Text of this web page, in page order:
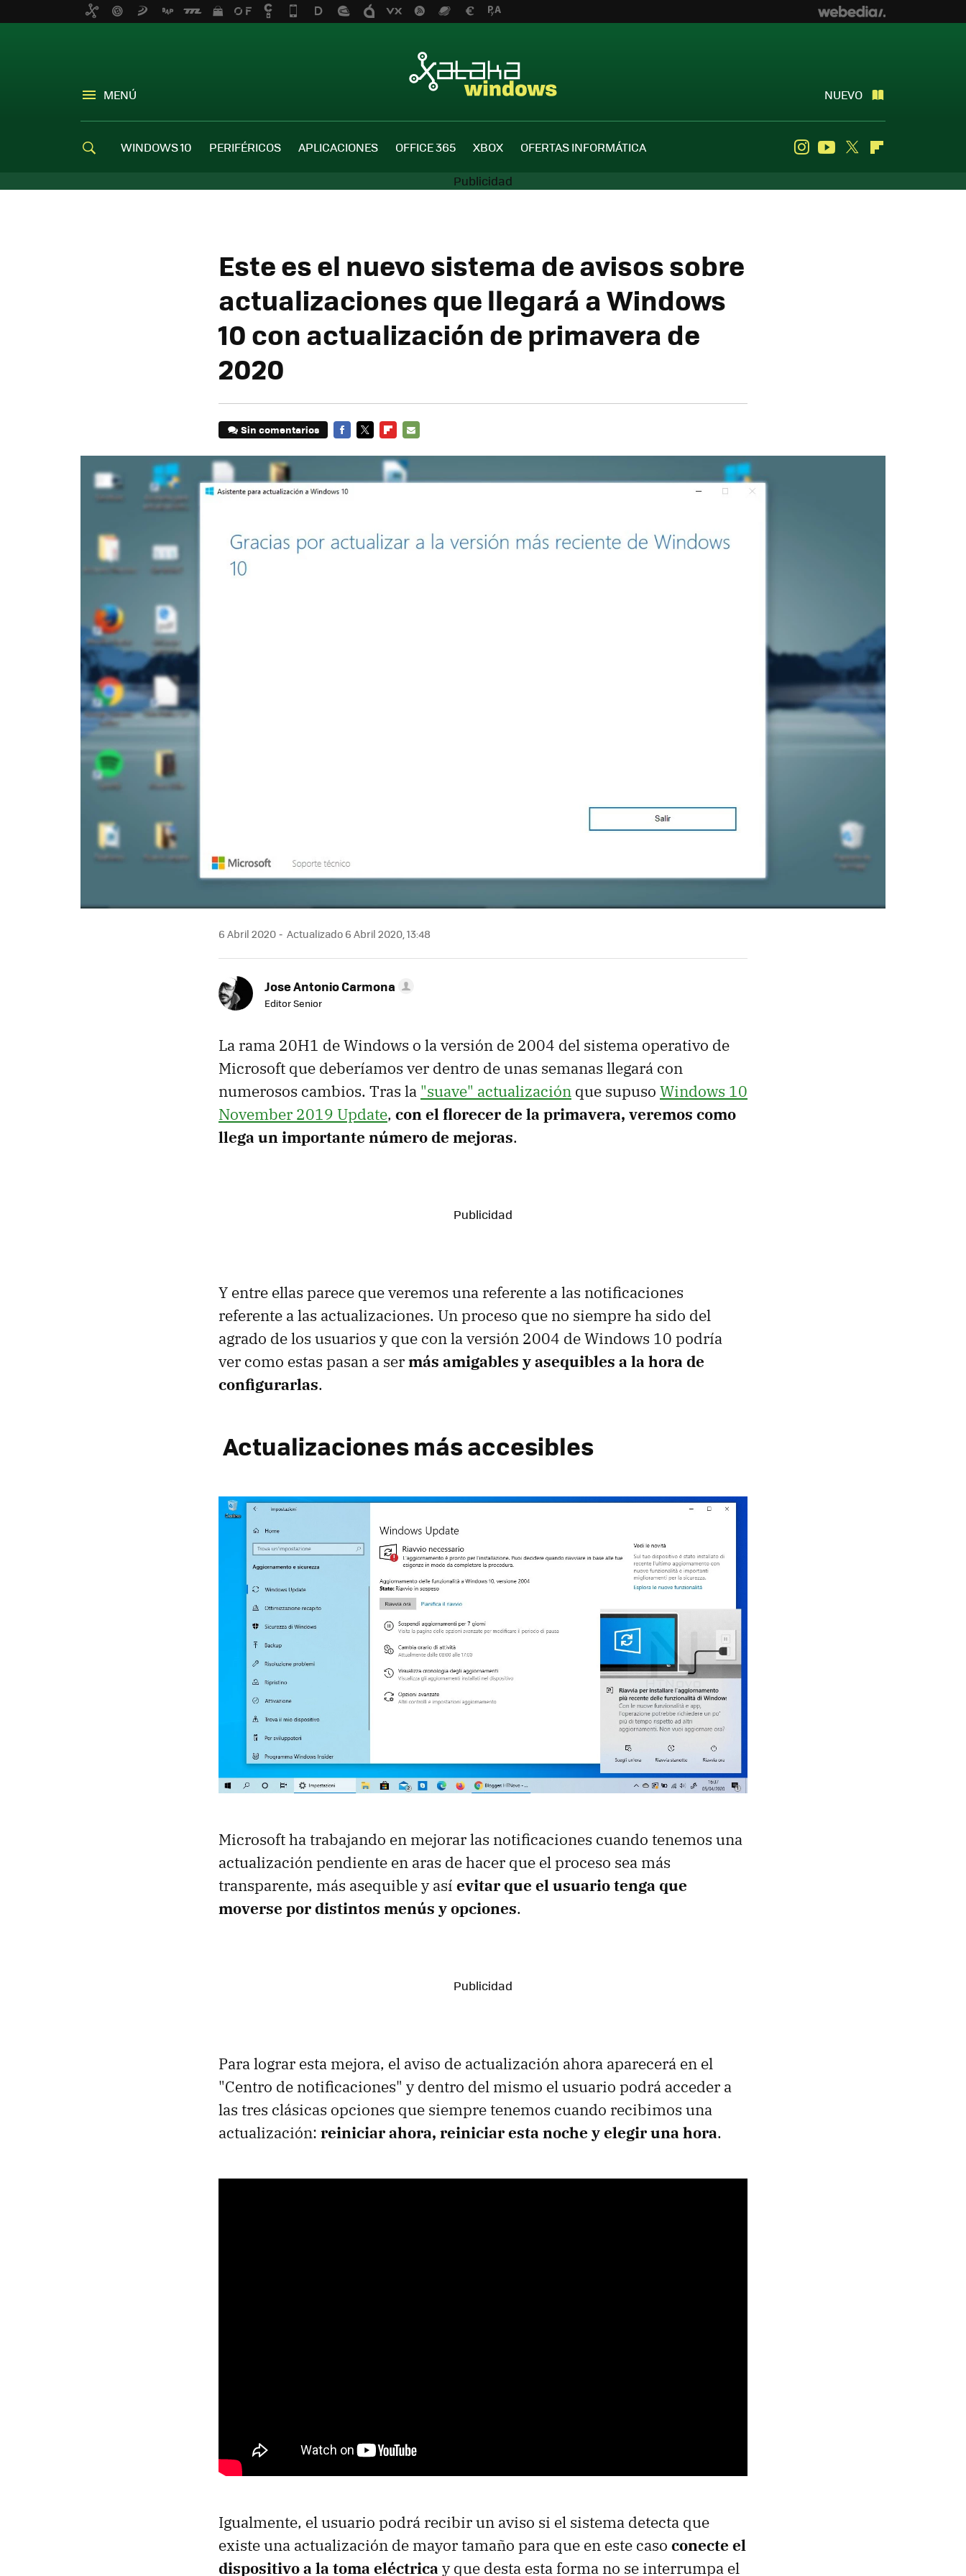
MENÚ NUEVO
WINDOWS 10 PERIFÉRICOS APLICACIONES OFFICE 365 XBOX OFERTAS INFORMÁTICA InstagramYoutube
Twitter
Este es el nuevo sistema de avisos sobre
actualizaciones que llegará a Windows
10 con actualización de primavera de
2020
Sin comentarios
MAIL
6 Abril 2020 Actualizado 6 Abril 2020, 13:48
Jose Antonio Carmona
Editor Senior
La rama 20H1 de Windows o la versión de 2004 del sistema operativo de
Microsoft que deberíamos ver dentro de unas semanas llegará con
numerosos cambios. Tras la "suave" actualización que supuso Windows 10
November 2019 Update, con el florecer de la primavera, veremos como
llega un importante número de mejoras.
Y entre ellas parece que veremos una referente a las notificaciones
referente a las actualizaciones. Un proceso que no siempre ha sido del
agrado de los usuarios y que con la versión 2004 de Windows 10 podría
ver como estas pasan a sermás amigables y asequibles a la hora de
configurarlas.
Actualizaciones más accesibles
Microsoft ha trabajando en mejorar las notificaciones cuando tenemos una
actualización pendiente en aras de hacer que el proceso sea más
transparente, más asequible y así evitar que el usuario tenga que
moverse por distintos menús y opciones.
Para lograr esta mejora, el aviso de actualización ahora aparecerá en el
"Centro de notificaciones" y dentro del mismo el usuario podrá acceder a
las tres clásicas opciones que siempre tenemos cuando recibimos una
actualización: reiniciar ahora, reiniciar esta noche y elegir una hora.
Igualmente, el usuario podrá recibir un aviso si el sistema detecta que
existe una actualización de mayor tamaño para que en este caso conecte el
dispositivo a la toma eléctrica y que desta esta forma no se interrumpa el